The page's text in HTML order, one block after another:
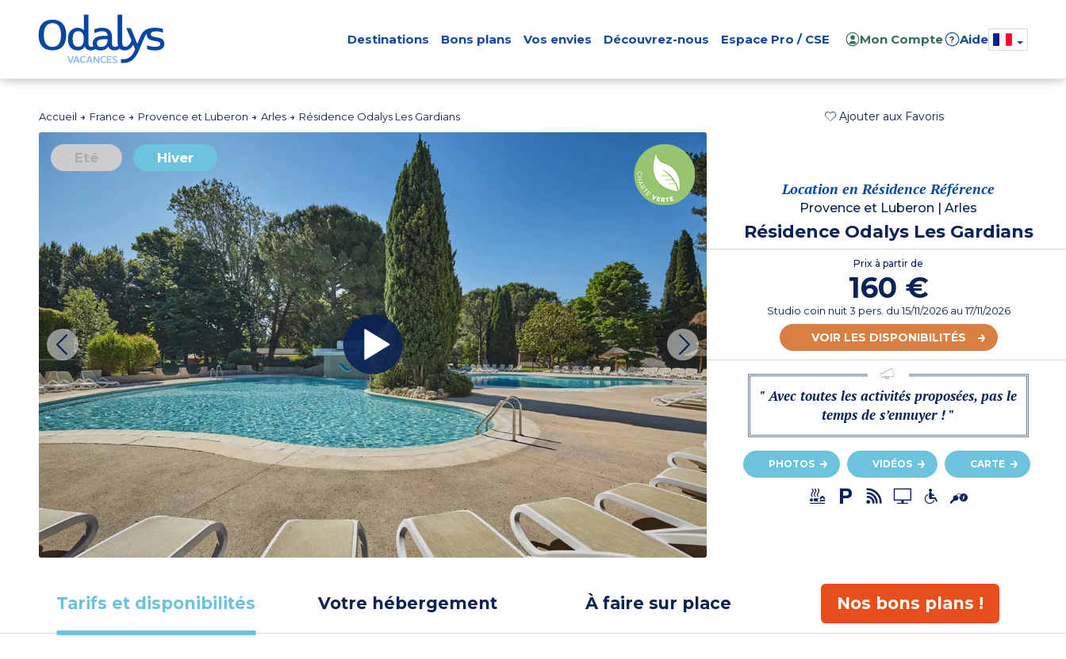
Destinations Bons plans Vos envies Découvrez-nous Espace Pro / CSE Mon Compte ? Aide
Accueil France Provence et Luberon Arles Résidence Odalys Les Gardians Ajouter aux Favoris
Eté Hiver
Location en Résidence Référence
Provence et Luberon Arles
Résidence Odalys Les Gardians
Prix à partir de
160 €
Studio coin nuit 3 pers. du15/11/2026au 17/11/2026
VOIR LES DISPONIBILITÉS
" Avec toutes les activités proposées, pas le
temps de s’ennuyer ! "
PHOTOS VIDÉOS CARTE
Tarifs et disponibilités Votre hébergement À faire sur place Nos bons plans !